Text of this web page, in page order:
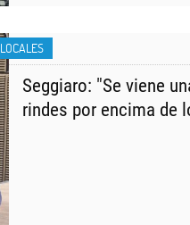
LOCALES
Seggiaro: "Se viene
rindes por encima de